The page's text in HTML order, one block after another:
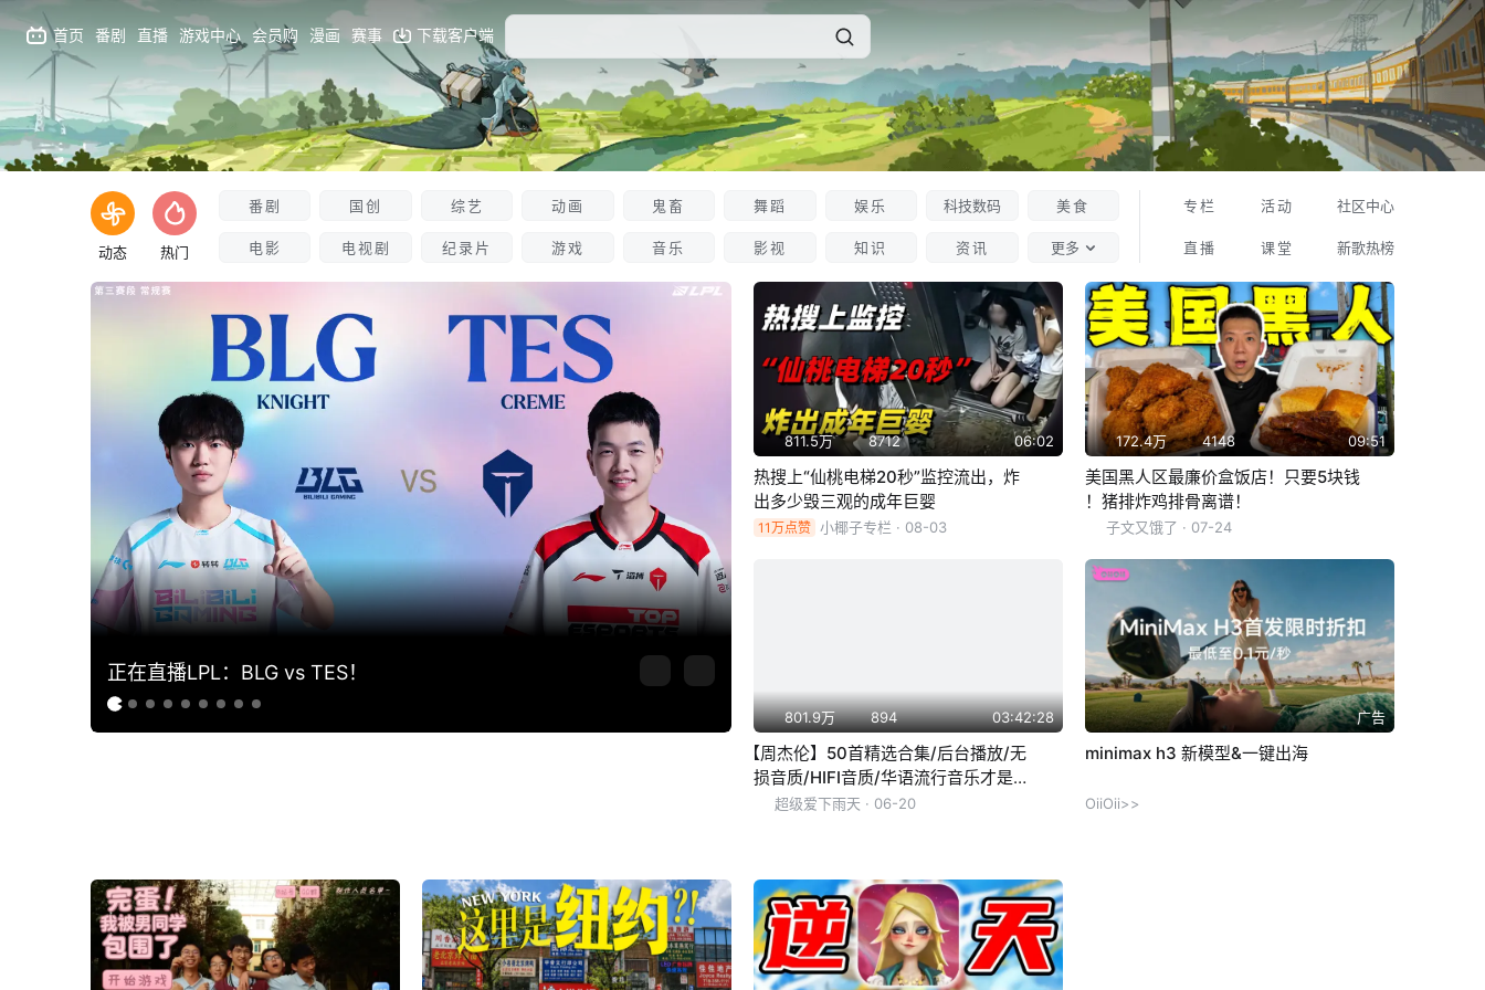
首页 番剧 直播 游戏中心 会员购 漫画 赛事 下载客户端
动态 热门
番剧
电影
国创
电视剧
综艺
纪录片
动画
游戏
鬼畜
音乐
舞蹈
影视
娱乐
知识
科技数码
资讯
美食
更多
专栏
直播
活动
课堂
社区中心
新歌热榜
正在直播LPL：BLG vs TES！
811.5万 8712 06:02
热搜上“仙桃电梯20秒”监控流出，炸
出多少毁三观的成年巨婴
11万点赞 小椰子专栏 · 08-03
172.4万 4148 09:51
美国黑人区最廉价盒饭店！只要5块钱
！猪排炸鸡排骨离谱！
子文又饿了 · 07-24
801.9万 894 03:42:28
【周杰伦】50首精选合集/后台播放/无
损音质/HIFI音质/华语流行音乐才是最
叼的超级爱下雨天 · 06-19
广告
minimax h3 新模型&一键出海
OiiOii>>